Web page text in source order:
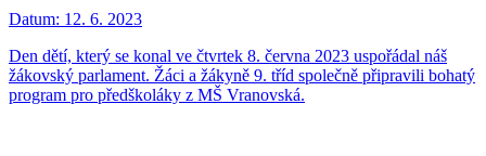
Datum: 12. 6. 2023
Den dětí, který se konal ve čtvrtek 8. června 2023 uspořádal náš
žákovský parlament. Žáci a žákyně 9. tříd společně připravili bohatý
program pro předškoláky z MŠ Vranovská.